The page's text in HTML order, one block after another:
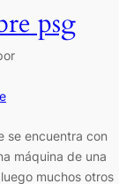
psg
se encuentra con
máquina de una
muchos otros